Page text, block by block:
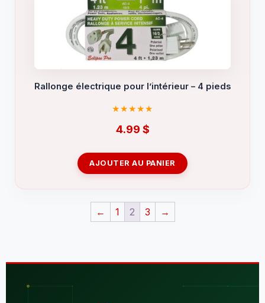
Rallonge électrique pour l’intérieur – 4 pieds
4.99 $
AJOUTER AU PANIER
← 1 2 3 →